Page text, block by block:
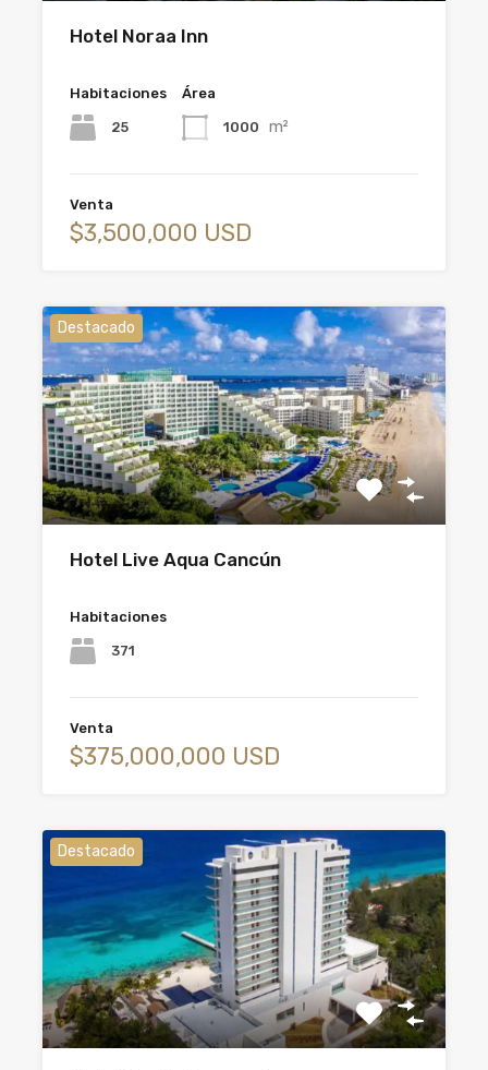
Hotel Noraa Inn
Habitaciones
25
Área
1000 m²
Venta
$3,500,000 USD
Destacado
Hotel Live Aqua Cancún
Habitaciones
371
Venta
$375,000,000 USD
Destacado